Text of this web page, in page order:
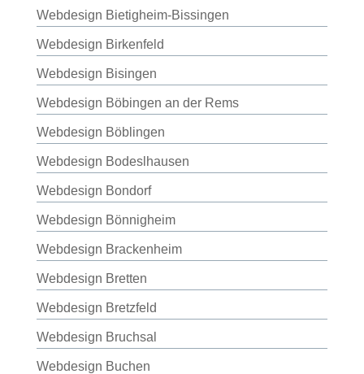
Webdesign Bietigheim-Bissingen
Webdesign Birkenfeld
Webdesign Bisingen
Webdesign Böbingen an der Rems
Webdesign Böblingen
Webdesign Bodeslhausen
Webdesign Bondorf
Webdesign Bönnigheim
Webdesign Brackenheim
Webdesign Bretten
Webdesign Bretzfeld
Webdesign Bruchsal
Webdesign Buchen